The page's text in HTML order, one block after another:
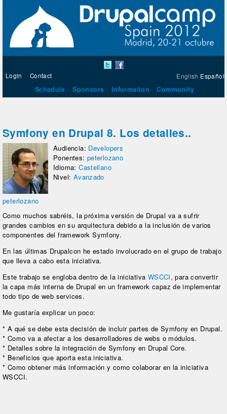
English Español
Login Contact
Schedule Sponsors Information Community
Symfony en Drupal 8. Los detalles..
peterlozano
Audiencia: Developers
Ponentes: peterlozano
Idioma:Castellano
Nivel: Avanzado
Como muchos sabréis, la próxima versión de Drupal va a sufrir
grandes cambios en su arquitectura debido a la inclusión de varios
componentes del framework Symfony.
En las últimas Drupalcon he estado involucrado en el grupo de trabajo
que lleva a cabo esta iniciativa.
Este trabajo se engloba dentro de la iniciativa WSCCI, para convertir
la capa más interna de Drupal en un framework capaz de implementar
todo tipo de web services.
Me gustaría explicar un poco:
* A qué se debe esta decisión de incluir partes de Symfony en Drupal.
* Como va a afectar a los desarrolladores de webs o módulos.
* Detalles sobre la integración de Symfony en Drupal Core.
* Beneficios que aporta esta iniciativa.
* Como obtener más información y como colaborar en la iniciativa
WSCCI.